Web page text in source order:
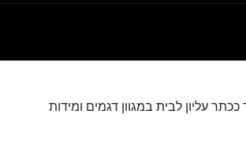
עליון לבית במגוון דגמים ומידות